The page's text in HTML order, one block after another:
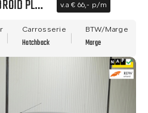
PLAY
v.a € 66,- p/m
Carrosserie
Hatchback
BTW/Marge
Marge